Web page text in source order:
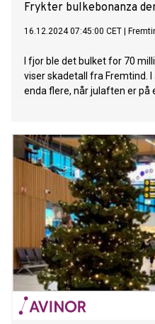
Frykter bulkebonanza
16.12.2024 07:45:00 CET
I fjor ble det bulket for 70
viser skadetall fra Fremtind.
enda flere, når julaften er på